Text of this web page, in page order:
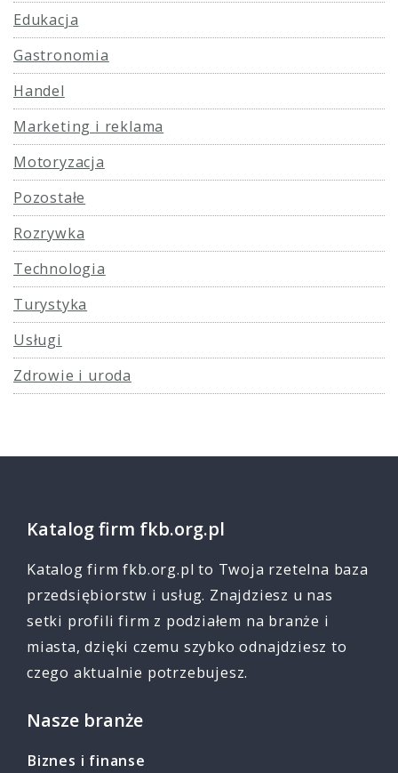
Edukacja
Gastronomia
Handel
Marketing i reklama
Motoryzacja
Pozostałe
Rozrywka
Technologia
Turystyka
Usługi
Zdrowie i uroda
Katalog firm fkb.org.pl
Katalog firm fkb.org.pl to Twoja rzetelna baza
przedsiębiorstw i usług. Znajdziesz u nas
setki profili firm z podziałem na branże i
miasta, dzięki czemu szybko odnajdziesz to
czego aktualnie potrzebujesz.
Nasze branże
Biznes i finanse